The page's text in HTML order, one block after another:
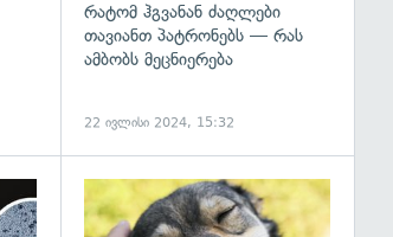
რატომ ჰგვანან ძაღლები
თავიანთ პატრონებს — რას
ამბობს მეცნიერება
22 ივლისი 2024, 15:32
გადახედვა